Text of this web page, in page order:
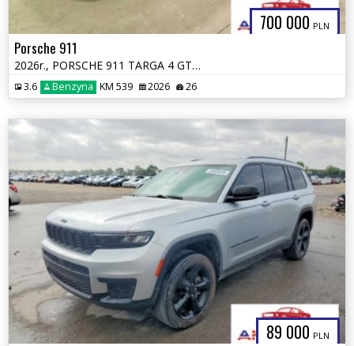
700 000 PLN
Porsche 911
2026r., PORSCHE 911 TARGA 4 GTS, 3.6L, od ubezpieczalni
3.6 Benzyna KM 539 2026 26
89 000 PLN